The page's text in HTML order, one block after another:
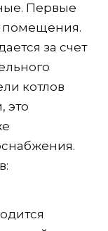
Первые
помещения.
за счет
котлов
это